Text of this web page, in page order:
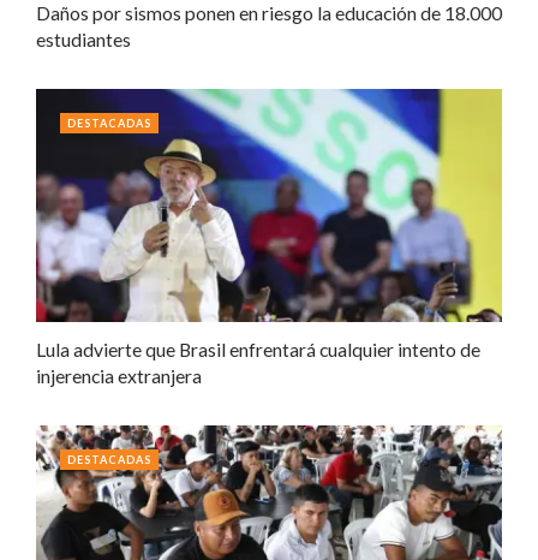
Daños por sismos ponen en riesgo la educación de 18.000
estudiantes
Lula advierte que Brasil enfrentará cualquier intento de
injerencia extranjera
DESTACADAS
DESTACADAS